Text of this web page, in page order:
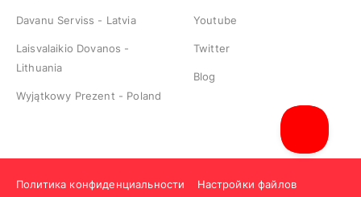
Davanu Serviss - Latvia
Laisvalaikio Dovanos -
Lithuania
Wyjątkowy Prezent - Poland
Youtube
Twitter
Blog
Политика конфиденциальности Настройки файлов